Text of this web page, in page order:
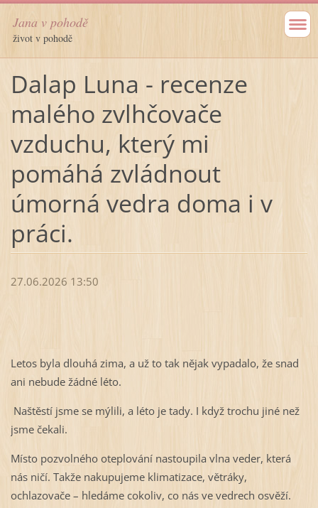
Jana v pohodě
život v pohodě
Dalap Luna - recenze
malého zvlhčovače
vzduchu, který mi
pomáhá zvládnout
úmorná vedra doma i v
práci.
27.06.2026 13:50
Letos byla dlouhá zima, a už to tak nějak vypadalo, že snad
ani nebude žádné léto.
Naštěstí jsme se mýlili, a léto je tady. I když trochu jiné než
jsme čekali.
Místo pozvolného oteplování nastoupila vlna veder, která
nás ničí. Takže nakupujeme klimatizace, větráky,
ochlazovače – hledáme cokoliv, co nás ve vedrech osvěží.